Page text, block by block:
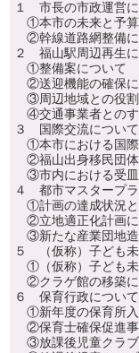
１ 市長の市政運営
①本市の未来と予算
②幹線道路網整備に
２ 福山駅周辺再生
①整備案について
②送迎機能の確保に
③周辺地域との役割
④交通事業者とのす
３ 国際交流について
①本市における国際
②福山出身移民団体
③市内における受皿
４ 都市マスタープ
①計画の達成状況と
②立地適正化計画に
③新たな産業団地造
５ （仮称）子ども
①（仮称）子ども未
②クラゲ館の移築に
６ 保育行政について
①新年度の保育所入
②保育士確保促進事
③放課後児童クラブ